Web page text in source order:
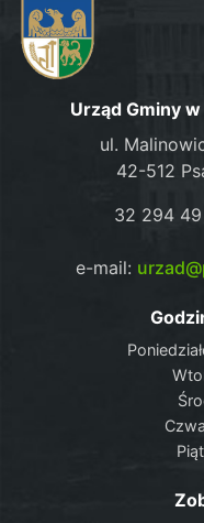
Urząd Gminy
ul.
42-512
32 294
e-mail: